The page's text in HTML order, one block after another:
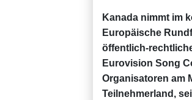
Kanada nimmt im
Europäische
öffentlich-
Eurovision Song
Organisatoren am
Teilnehmerland,